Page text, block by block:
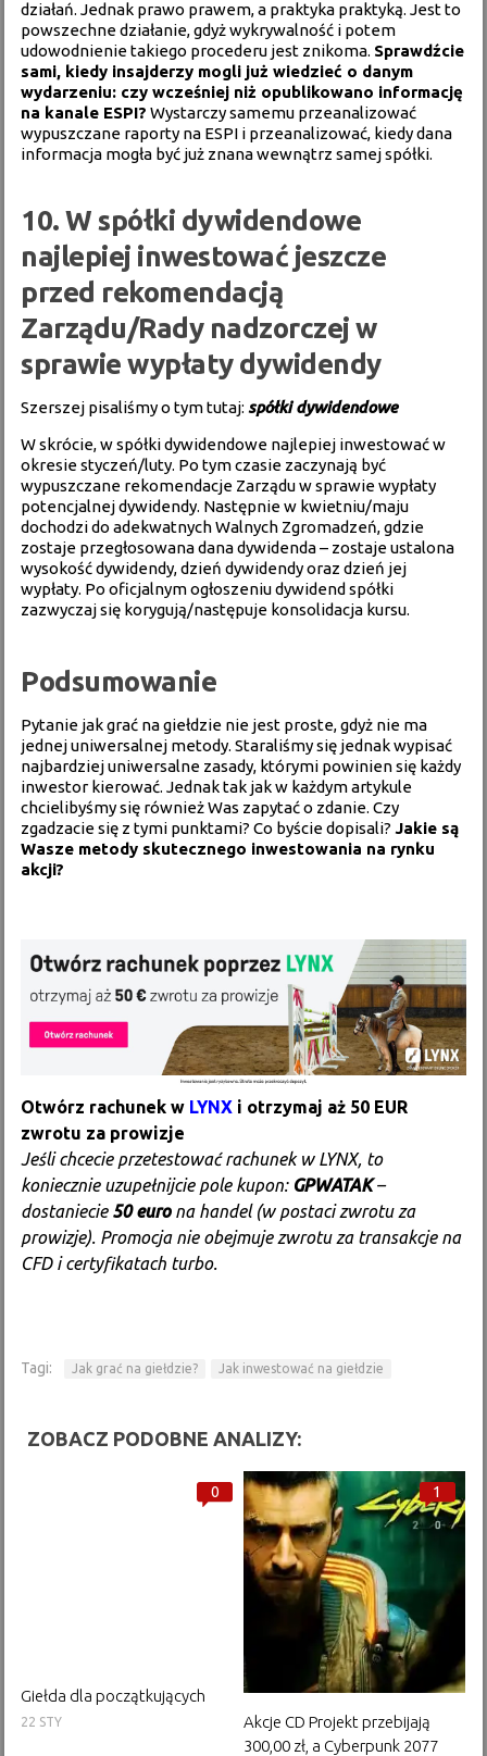
działań. Jednak prawo prawem, a praktyka praktyką. Jest to
powszechne działanie, gdyż wykrywalność i potem
udowodnienie takiego procederu jest znikoma. Sprawdźcie
sami, kiedy insajderzy mogli już wiedzieć o danym
wydarzeniu: czy wcześniej niż opublikowano informację
na kanale ESPI? Wystarczy samemu przeanalizować
wypuszczane raporty na ESPI i przeanalizować, kiedy dana
informacja mogła być już znana wewnątrz samej spółki.
10. W spółki dywidendowe
najlepiej inwestować jeszcze
przed rekomendacją
Zarządu/Rady nadzorczej w
sprawie wypłaty dywidendy
Szerszej pisaliśmy o tym tutaj:spółki dywidendowe
W skrócie, w spółki dywidendowe najlepiej inwestować w
okresie styczeń/luty. Po tym czasie zaczynają być
wypuszczane rekomendacje Zarządu w sprawie wypłaty
potencjalnej dywidendy. Następnie w kwietniu/maju
dochodzi do adekwatnych Walnych Zgromadzeń, gdzie
zostaje przegłosowana dana dywidenda – zostaje ustalona
wysokość dywidendy, dzień dywidendy oraz dzień jej
wypłaty. Po oficjalnym ogłoszeniu dywidend spółki
zazwyczaj się korygują/następuje konsolidacja kursu.
Podsumowanie
Pytanie jak grać na giełdzie nie jest proste, gdyż nie ma
jednej uniwersalnej metody. Staraliśmy się jednak wypisać
najbardziej uniwersalne zasady, którymi powinien się każdy
inwestor kierować. Jednak tak jak w każdym artykule
chcielibyśmy się również Was zapytać o zdanie. Czy
zgadzacie się z tymi punktami? Co byście dopisali? Jakie są
Wasze metody skutecznego inwestowania na rynku
akcji?
Otwórz rachunek w LYNX i otrzymaj aż 50 EUR
zwrotu za prowizje
Jeśli chcecie przetestować rachunek w LYNX, to
koniecznie uzupełnijcie pole kupon: GPWATAK–
dostaniecie 50 eurona handel (w postaci zwrotu za
prowizje). Promocja nie obejmuje zwrotu za transakcje na
CFD i certyfikatach turbo.
Tagi: Jak grać na giełdzie? Jak inwestować na giełdzie
ZOBACZ PODOBNE ANALIZY:
0
Giełda dla początkujących
22 STY
1
Akcje CD Projekt przebijają
300,00 zł, a Cyberpunk 2077